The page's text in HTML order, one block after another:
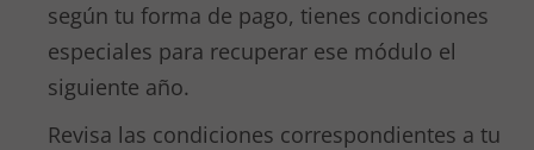
según tu forma de pago, tienes condiciones
especiales para recuperar ese módulo el
siguiente año.
Revisa las condiciones correspondientes a tu